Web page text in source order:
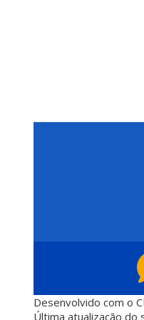
Desenvolvido com o
Última atualização